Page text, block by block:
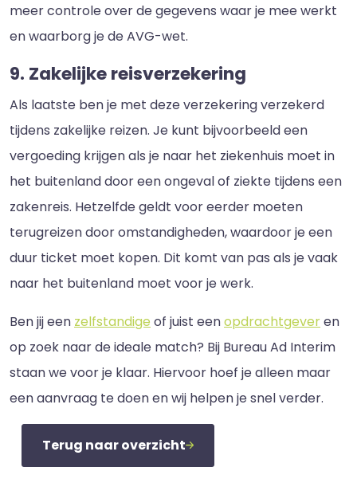
meer controle over de gegevens waar je mee werkt
en waarborg je de AVG-wet.
9. Zakelijke reisverzekering
Als laatste ben je met deze verzekering verzekerd
tijdens zakelijke reizen. Je kunt bijvoorbeeld een
vergoeding krijgen als je naar het ziekenhuis moet in
het buitenland door een ongeval of ziekte tijdens een
zakenreis. Hetzelfde geldt voor eerder moeten
terugreizen door omstandigheden, waardoor je een
duur ticket moet kopen. Dit komt van pas als je vaak
naar het buitenland moet voor je werk.
Ben jij een zelfstandige of juist eenopdrachtgeveren
op zoek naar de ideale match? Bij Bureau Ad Interim
staan we voor je klaar. Hiervoor hoef je alleen maar
een aanvraag te doen en wij helpen je snel verder.
Terug naar overzicht